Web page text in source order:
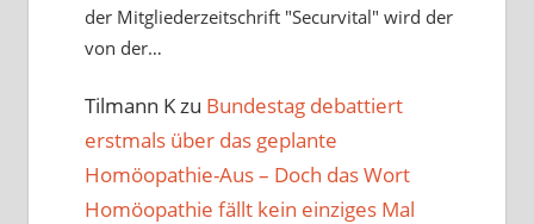
der Mitgliederzeitschrift "Securvital" wird der
von der…
Tilmann Kzu Bundestag debattiert
erstmals über das geplante
Homöopathie-Aus – Doch das Wort
Homöopathie fällt kein einziges Mal